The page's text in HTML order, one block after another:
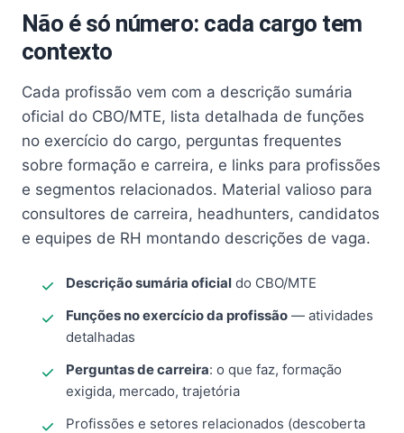
Não é só número: cada cargo tem
contexto
Cada profissão vem com a descrição sumária
oficial do CBO/MTE, lista detalhada de funções
no exercício do cargo, perguntas frequentes
sobre formação e carreira, e links para profissões
e segmentos relacionados. Material valioso para
consultores de carreira, headhunters, candidatos
e equipes de RH montando descrições de vaga.
Descrição sumária oficial do CBO/MTE
Funções no exercício da profissão — atividades
detalhadas
Perguntas de carreira: o que faz, formação
exigida, mercado, trajetória
Profissões e setores relacionados (descoberta